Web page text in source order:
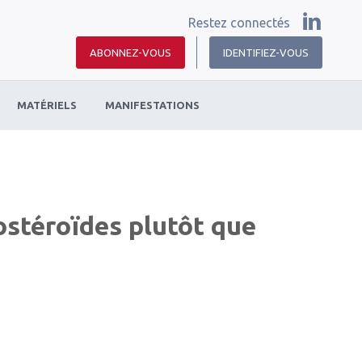
Restez connectés
ABONNEZ-VOUS IDENTIFIEZ-VOUS
MATÉRIELS MANIFESTATIONS
plutôt que